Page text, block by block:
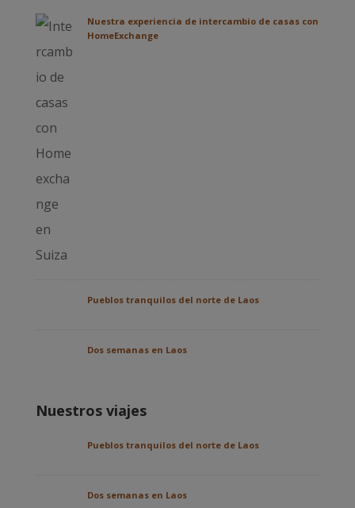
Nuestra experiencia de intercambio de casas con
HomeExchange
Pueblos tranquilos del norte de Laos
Dos semanas en Laos
Nuestros viajes
Pueblos tranquilos del norte de Laos
Dos semanas en Laos